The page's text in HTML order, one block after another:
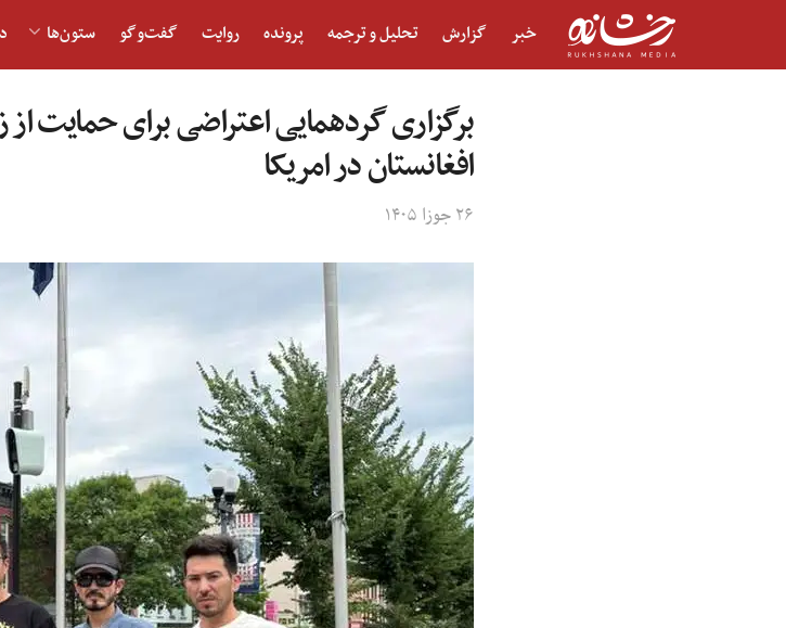
خبر گزارش تحلیل و ترجمه پرونده روایت گفت‌و‎گو ستون‌ها
برگزاری گردهمایی اعتراضی برای حمایت
افغانستان در امریکا
۲۶ جوزا ۱۴۰۵